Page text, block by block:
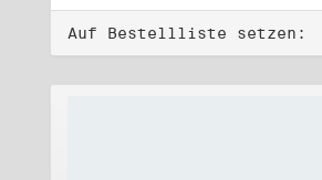
Auf Bestellliste setzen: